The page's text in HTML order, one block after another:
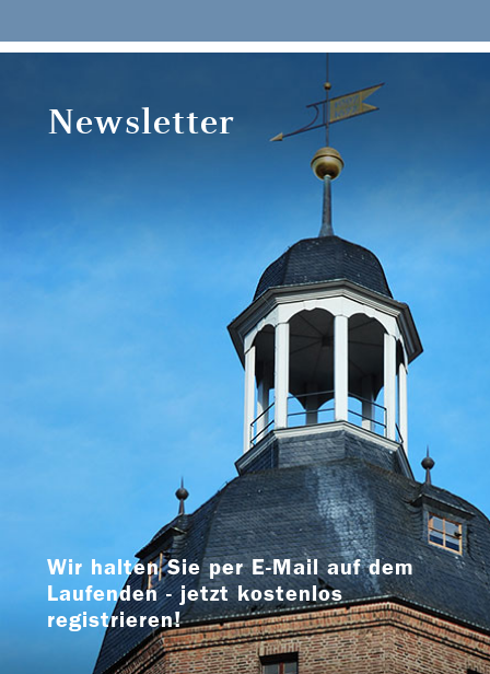
Newsletter
Wir halten Sie per E-Mail auf dem
Laufenden - jetzt kostenlos
registrieren!